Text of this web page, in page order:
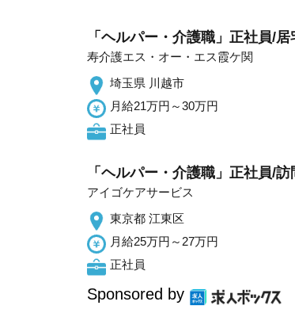
「ヘルパー・介護職」正社員/
寿介護エス・オー・エス霞ケ関
埼玉県 川越市
月給21万円～30万円
正社員
「ヘルパー・介護職」正社員/
アイゴケアサービス
東京都 江東区
月給25万円～27万円
正社員
Sponsored by